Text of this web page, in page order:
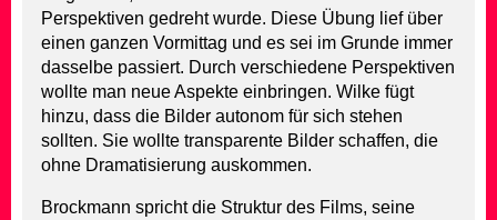
Perspektiven gedreht wurde. Diese Übung lief über
einen ganzen Vormittag und es sei im Grunde immer
dasselbe passiert. Durch verschiedene Perspektiven
wollte man neue Aspekte einbringen. Wilke fügt
hinzu, dass die Bilder autonom für sich stehen
sollten. Sie wollte transparente Bilder schaffen, die
ohne Dramatisierung auskommen.
Brockmann spricht die Struktur des Films, seine